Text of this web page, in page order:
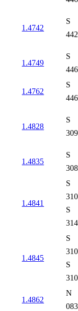
1.4742
S
1.4749
S
1.4762
S
1.4828
S
1.4835
S
1.4841
S
S
1.4845
S
S
1.4862
N